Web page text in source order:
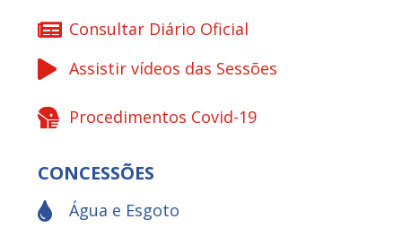
Consultar Diário Oficial
Assistir vídeos das Sessões
Procedimentos Covid-19
CONCESSÕES
Água e Esgoto